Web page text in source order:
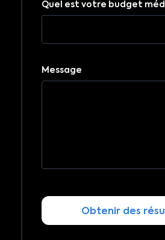
Quel est votre budget
Message